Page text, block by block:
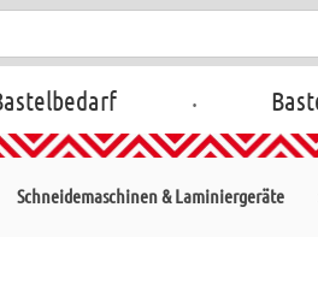
.
Schneidemaschinen & Laminiergeräte